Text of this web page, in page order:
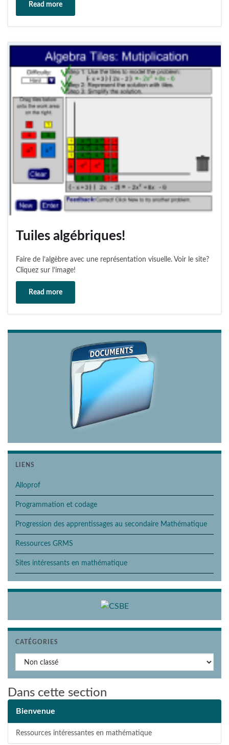
Read more
Tuiles algébriques!
Faire de l’algèbre avec une représentation visuelle. Voir le site?
Cliquez sur l’image!
Read more
LIENS
Alloprof
Programmation et codage
Progression des apprentissages au secondaire Mathématique
Ressources GRMS
Sites intéressants en mathématique
CATÉGORIES
Catégories
Dans cette section
Bienvenue
Ressources intéressantes en mathématique